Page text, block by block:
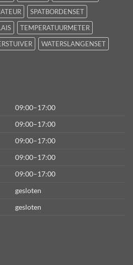
SPATBORDENSET
TEMPERATUURMETER
WATERSLANGENSET
09:00–17:00
09:00–17:00
09:00–17:00
09:00–17:00
09:00–17:00
gesloten
gesloten